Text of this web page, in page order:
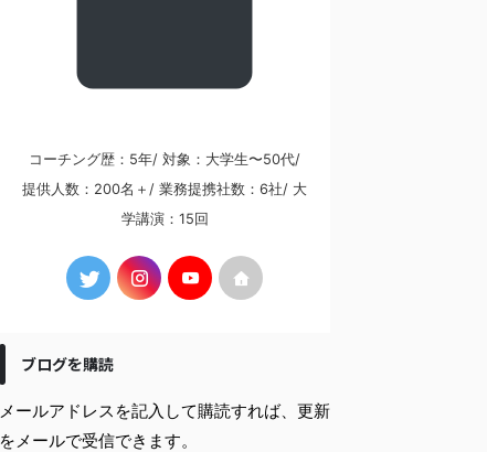
コーチング歴：5年/ 対象：大学生〜50代/
提供人数：200名＋/ 業務提携社数：6社/ 大
学講演：15回
ブログを購読
メールアドレスを記入して購読すれば、更新
をメールで受信できます。